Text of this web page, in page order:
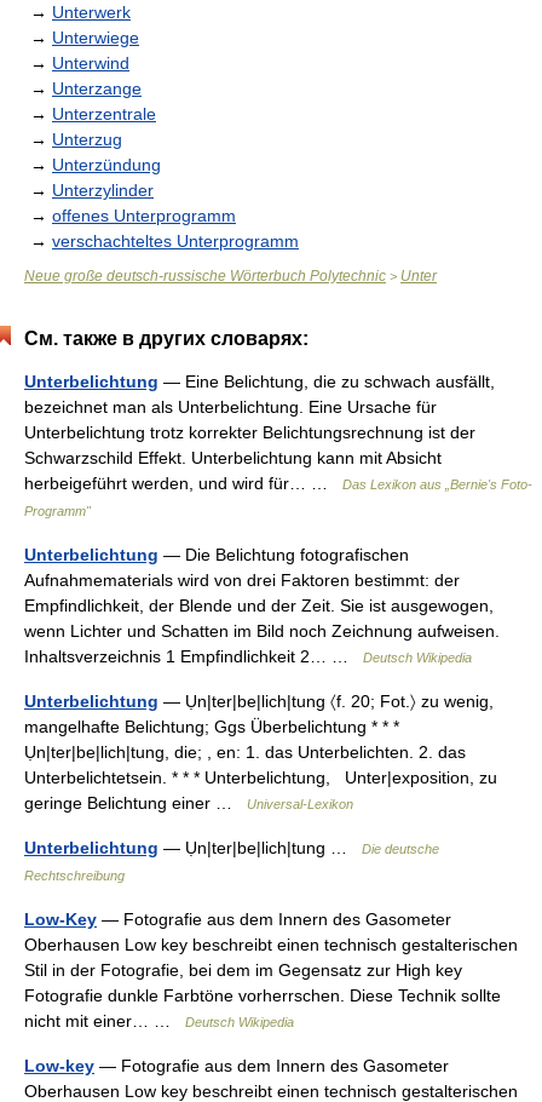
→ Unterwerk
→ Unterwiege
→ Unterwind
→ Unterzange
→ Unterzentrale
→ Unterzug
→ Unterzündung
→ Unterzylinder
→ offenes Unterprogramm
→ verschachteltes Unterprogramm
Neue große deutsch-russische Wörterbuch Polytechnic > Unter
См. также в других словарях:
Unterbelichtung — Eine Belichtung, die zu schwach ausfällt,
bezeichnet man als Unterbelichtung. Eine Ursache für
Unterbelichtung trotz korrekter Belichtungsrechnung ist der
Schwarzschild Effekt. Unterbelichtung kann mit Absicht
herbeigeführt werden, und wird für… …
Das Lexikon aus „Bernie's Foto-
Programm"
Unterbelichtung — Die Belichtung fotografischen
Aufnahmematerials wird von drei Faktoren bestimmt: der
Empfindlichkeit, der Blende und der Zeit. Sie ist ausgewogen,
wenn Lichter und Schatten im Bild noch Zeichnung aufweisen.
Inhaltsverzeichnis 1 Empfindlichkeit 2… …
Deutsch Wikipedia
Unterbelichtung — Ụn|ter|be|lich|tung 〈f. 20; Fot.〉 zu wenig,
mangelhafte Belichtung; Ggs Überbelichtung * * *
Ụn|ter|be|lich|tung, die; , en: 1. das Unterbelichten. 2. das
Unterbelichtetsein. * * * Unterbelichtung, Unter|exposition, zu
geringe Belichtung einer …
Universal-Lexikon
Unterbelichtung — Ụn|ter|be|lich|tung …
Die deutsche
Rechtschreibung
Low-Key — Fotografie aus dem Innern des Gasometer
Oberhausen Low key beschreibt einen technisch gestalterischen
Stil in der Fotografie, bei dem im Gegensatz zur High key
Fotografie dunkle Farbtöne vorherrschen. Diese Technik sollte
nicht mit einer… …
Deutsch Wikipedia
Low-key — Fotografie aus dem Innern des Gasometer
Oberhausen Low key beschreibt einen technisch gestalterischen